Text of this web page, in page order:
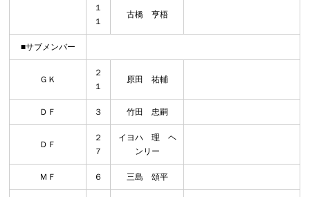
１
１
古橋 亨梧
■サブメンバー
ＧＫ
２
１
原田 祐輔
ＤＦ ３ 竹田 忠嗣
ＤＦ
２
７
イヨハ 理 ヘ
ンリー
ＭＦ ６ 三島 頌平